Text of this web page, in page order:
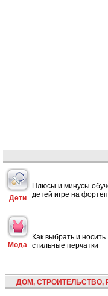
Дети
Плюсы и минусы
детей игре на
Мода
Как выбрать и носить
стильные перчатки
ДОМ, СТРОИТЕЛЬСТВО,